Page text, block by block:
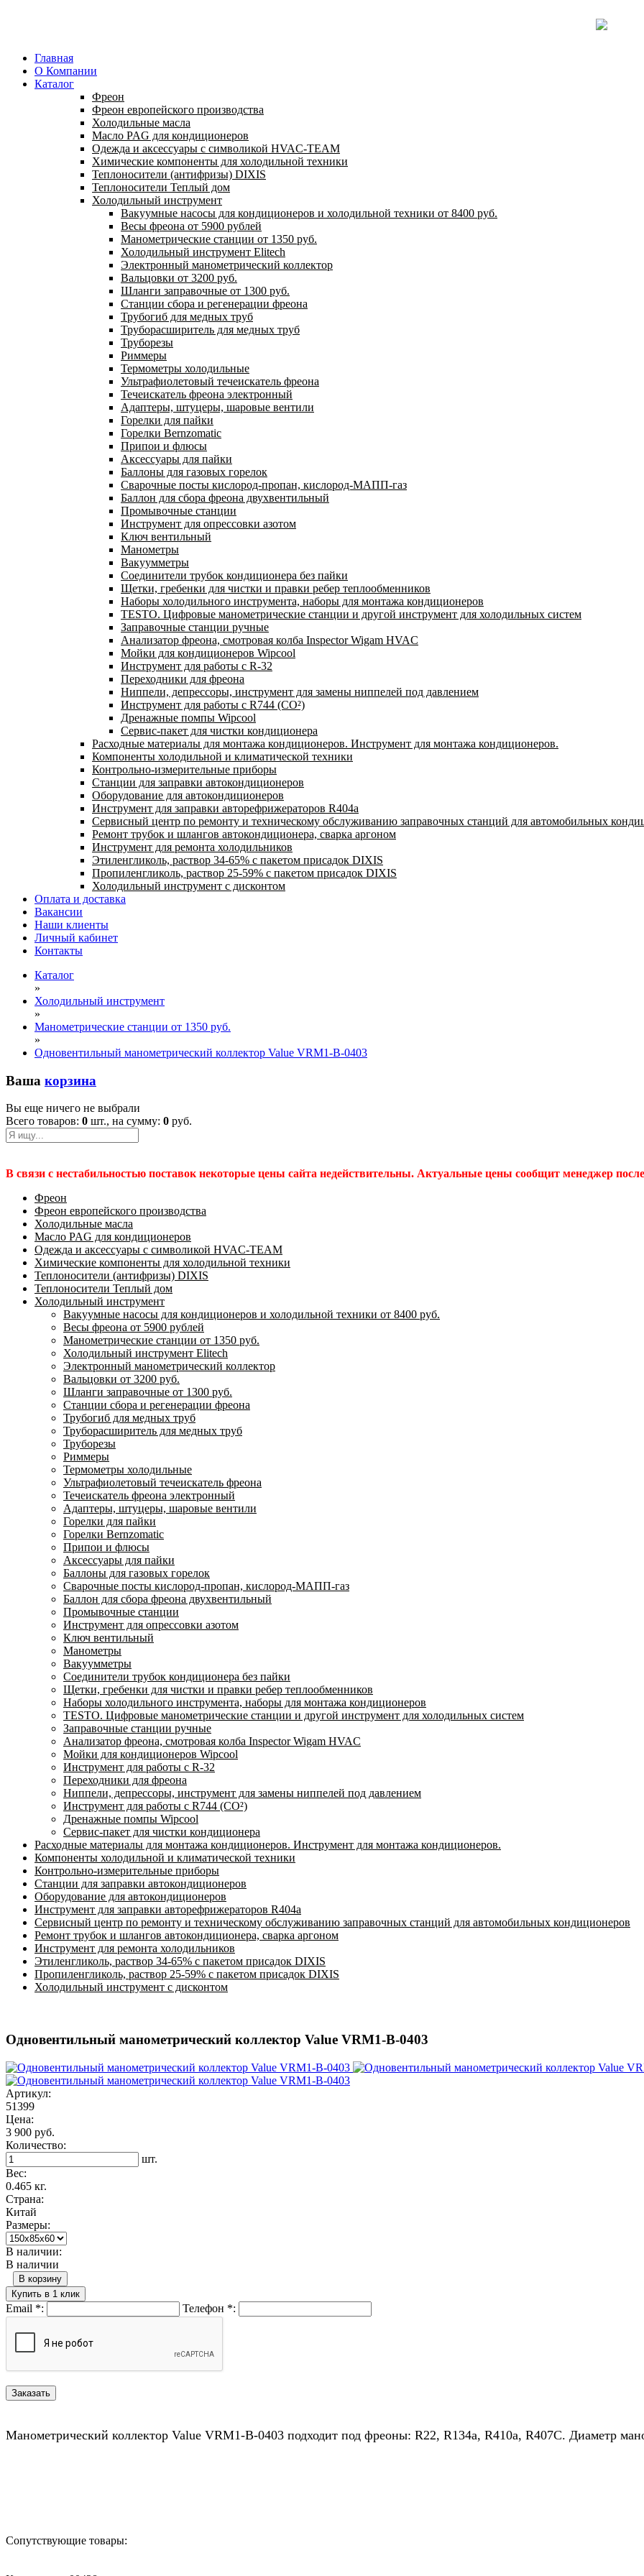
Главная
О Компании
Каталог
Фреон
Фреон европейского производства
Холодильные масла
Масло PAG для кондиционеров
Одежда и аксессуары с символикой HVAC-TEAM
Химические компоненты для холодильной техники
Теплоносители (антифризы) DIXIS
Теплоносители Теплый дом
Холодильный инструмент
Вакуумные насосы для кондиционеров и холодильной техники от 8400 руб.
Весы фреона от 5900 рублей
Манометрические станции от 1350 руб.
Холодильный инструмент Elitech
Электронный манометрический коллектор
Вальцовки от 3200 руб.
Шланги заправочные от 1300 руб.
Станции сбора и регенерации фреона
Трубогиб для медных труб
Труборасширитель для медных труб
Труборезы
Риммеры
Термометры холодильные
Ультрафиолетовый течеискатель фреона
Течеискатель фреона электронный
Адаптеры, штуцеры, шаровые вентили
Горелки для пайки
Горелки Bernzomatic
Припои и флюсы
Аксессуары для пайки
Баллоны для газовых горелок
Сварочные посты кислород-пропан, кислород-МАПП-газ
Баллон для сбора фреона двухвентильный
Промывочные станции
Инструмент для опрессовки азотом
Ключ вентильный
Манометры
Вакуумметры
Соединители трубок кондиционера без пайки
Щетки, гребенки для чистки и правки ребер теплообменников
Наборы холодильного инструмента, наборы для монтажа кондиционеров
TESTO. Цифровые манометрические станции и другой инструмент для холодильных систем
Заправочные станции ручные
Анализатор фреона, смотровая колба Inspector Wigam HVAC
Мойки для кондиционеров Wipcool
Инструмент для работы с R-32
Переходники для фреона
Ниппели, депрессоры, инструмент для замены ниппелей под давлением
Инструмент для работы с R744 (CO²)
Дренажные помпы Wipcool
Сервис-пакет для чистки кондиционера
Расходные материалы для монтажа кондиционеров. Инструмент для монтажа кондиционеров.
Компоненты холодильной и климатической техники
Контрольно-измерительные приборы
Станции для заправки автокондиционеров
Оборудование для автокондиционеров
Инструмент для заправки авторефрижераторов R404a
Сервисный центр по ремонту и техническому обслуживанию заправочных станций для автомобильных
Ремонт трубок и шлангов автокондиционера, сварка аргоном
Инструмент для ремонта холодильников
Этиленгликоль, раствор 34-65% с пакетом присадок DIXIS
Пропиленгликоль, раствор 25-59% с пакетом присадок DIXIS
Холодильный инструмент с дисконтом
Оплата и доставка
Вакансии
Наши клиенты
Личный кабинет
Контакты
Каталог
»
Холодильный инструмент
»
Манометрические станции от 1350 руб.
»
Одновентильный манометрический коллектор Value VRM1-B-0403
Ваша корзина
Вы еще ничего не выбрали
Всего товаров: 0 шт., на сумму: 0 руб.
В связи с нестабильностью поставок некоторые цены сайта недействительны. Актуальные цены сообщит менеджер
Фреон
Фреон европейского производства
Холодильные масла
Масло PAG для кондиционеров
Одежда и аксессуары с символикой HVAC-TEAM
Химические компоненты для холодильной техники
Теплоносители (антифризы) DIXIS
Теплоносители Теплый дом
Холодильный инструмент
Вакуумные насосы для кондиционеров и холодильной техники от 8400 руб.
Весы фреона от 5900 рублей
Манометрические станции от 1350 руб.
Холодильный инструмент Elitech
Электронный манометрический коллектор
Вальцовки от 3200 руб.
Шланги заправочные от 1300 руб.
Станции сбора и регенерации фреона
Трубогиб для медных труб
Труборасширитель для медных труб
Труборезы
Риммеры
Термометры холодильные
Ультрафиолетовый течеискатель фреона
Течеискатель фреона электронный
Адаптеры, штуцеры, шаровые вентили
Горелки для пайки
Горелки Bernzomatic
Припои и флюсы
Аксессуары для пайки
Баллоны для газовых горелок
Сварочные посты кислород-пропан, кислород-МАПП-газ
Баллон для сбора фреона двухвентильный
Промывочные станции
Инструмент для опрессовки азотом
Ключ вентильный
Манометры
Вакуумметры
Соединители трубок кондиционера без пайки
Щетки, гребенки для чистки и правки ребер теплообменников
Наборы холодильного инструмента, наборы для монтажа кондиционеров
TESTO. Цифровые манометрические станции и другой инструмент для холодильных систем
Заправочные станции ручные
Анализатор фреона, смотровая колба Inspector Wigam HVAC
Мойки для кондиционеров Wipcool
Инструмент для работы с R-32
Переходники для фреона
Ниппели, депрессоры, инструмент для замены ниппелей под давлением
Инструмент для работы с R744 (CO²)
Дренажные помпы Wipcool
Сервис-пакет для чистки кондиционера
Расходные материалы для монтажа кондиционеров. Инструмент для монтажа кондиционеров.
Компоненты холодильной и климатической техники
Контрольно-измерительные приборы
Станции для заправки автокондиционеров
Оборудование для автокондиционеров
Инструмент для заправки авторефрижераторов R404a
Сервисный центр по ремонту и техническому обслуживанию заправочных станций для автомобильных кондиционеров
Ремонт трубок и шлангов автокондиционера, сварка аргоном
Инструмент для ремонта холодильников
Этиленгликоль, раствор 34-65% с пакетом присадок DIXIS
Пропиленгликоль, раствор 25-59% с пакетом присадок DIXIS
Холодильный инструмент с дисконтом
Одновентильный манометрический коллектор Value VRM1-B-0403
Артикул:
51399
Цена:
3 900 руб.
Количество:
шт.
Вес:
0.465 кг.
Страна:
Китай
Размеры:
В наличии:
В наличии
В корзину
Купить в 1 клик
Email *: Телефон *:
Манометрический коллектор Value VRM1-B-0403 подходит под фреоны: R22, R134a, R410a, R407C. Диаметр
Сопутствующие товары: